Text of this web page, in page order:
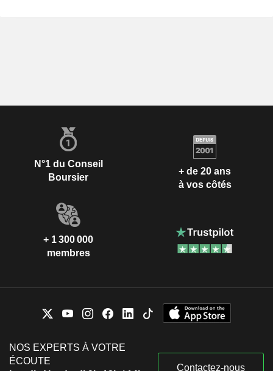
N°1 du Conseil
Boursier
+ de 20 ans
à vos côtés
+ 1 300 000
membres
NOS EXPERTS À VOTRE
ÉCOUTE
Contactez-nous